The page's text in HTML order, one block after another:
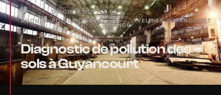
ACCUEIL›
DIAGNOSTIC
POLLUTION DES
SOLS
›
ÎLE-DE-
FRANCE
›YVELINES›GUYANCOURT
Diagnostic de pollution des
sols à Guyancourt